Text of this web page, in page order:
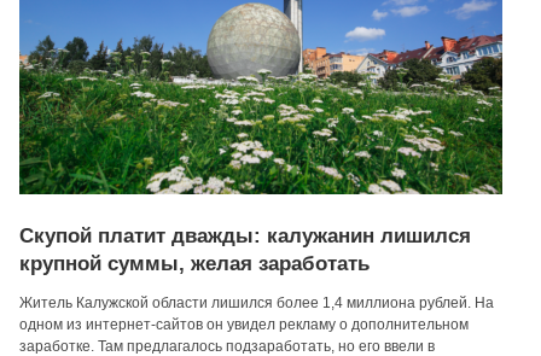
Скупой платит дважды: калужанин лишился
крупной суммы, желая заработать
Житель Калужской области лишился более 1,4 миллиона рублей. На
одном из интернет-сайтов он увидел рекламу о дополнительном
заработке. Там предлагалось подзаработать, но его ввели в